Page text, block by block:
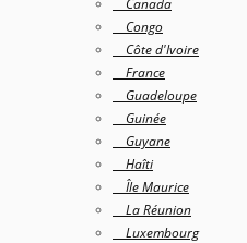
Canada
Congo
Côte d'Ivoire
France
Guadeloupe
Guinée
Guyane
Haîti
Île Maurice
La Réunion
Luxembourg